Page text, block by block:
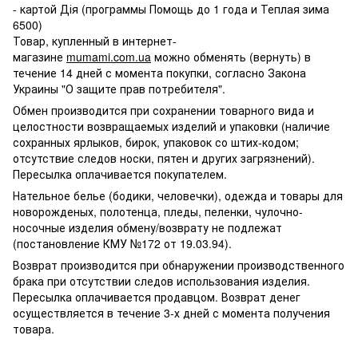
- картой Дія (программы Помощь до 1 года и Теплая зима
6500)
Товар, купленный в интернет-
магазине mumami.com.ua можно обменять (вернуть) в
течение 14 дней с момента покупки, согласно Закона
Украины "О защите прав потребителя".
Обмен производится при сохранении товарного вида и
целостности возвращаемых изделий и упаковки (наличие
сохранных ярлыков, бирок, упаковок со штих-кодом;
отсутствие следов носки, пятен и других загрязнений).
Пересылка оплачивается покупателем.
Нательное белье (бодики, человечки), одежда и товары для
новорожденых, полотенца, пледы, пеленки, чулочно-
носочные изделия обмену/возврату не подлежат
(постановление КМУ №172 от 19.03.94).
Возврат производится при обнаружении производственного
брака при отсутствии следов использования изделия.
Пересылка оплачивается продавцом. Возврат денег
осуществляется в течение 3-х дней с момента получения
товара.